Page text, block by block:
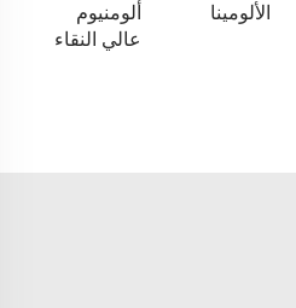
الألومينا
ألومنيوم
عالي النقاء